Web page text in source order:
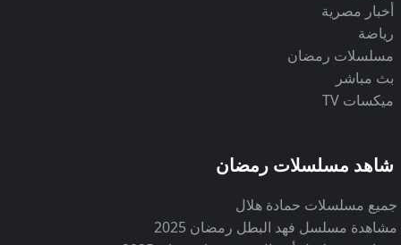
أخبار مصرية
رياضة
مسلسلات رمضان
بث مباشر
ميكسات TV
شاهد مسلسلات رمضان
جميع مسلسلات حمادة هلال
مشاهدة مسلسل فهد البطل رمضان 2025